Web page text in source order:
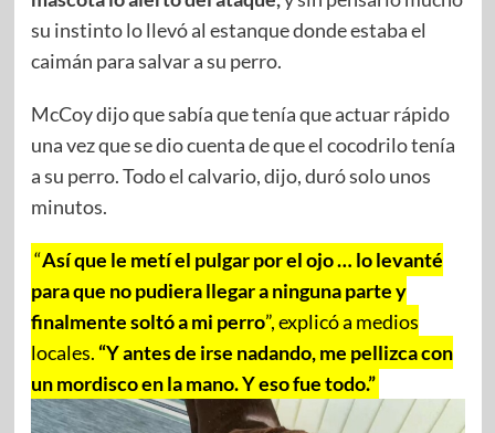
su instinto lo llevó al estanque donde estaba el
caimán para salvar a su perro.
McCoy dijo que sabía que tenía que actuar rápido
una vez que se dio cuenta de que el cocodrilo tenía
a su perro. Todo el calvario, dijo, duró solo unos
minutos.
“Así que le metí el pulgar por el ojo … lo levanté
para que no pudiera llegar a ninguna parte y
finalmente soltó a mi perro”, explicó a medios
locales. “Y antes de irse nadando, me pellizca con
un mordisco en la mano. Y eso fue todo.”